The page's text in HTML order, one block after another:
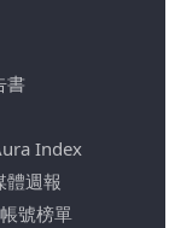
書
Index
體週報
號榜單